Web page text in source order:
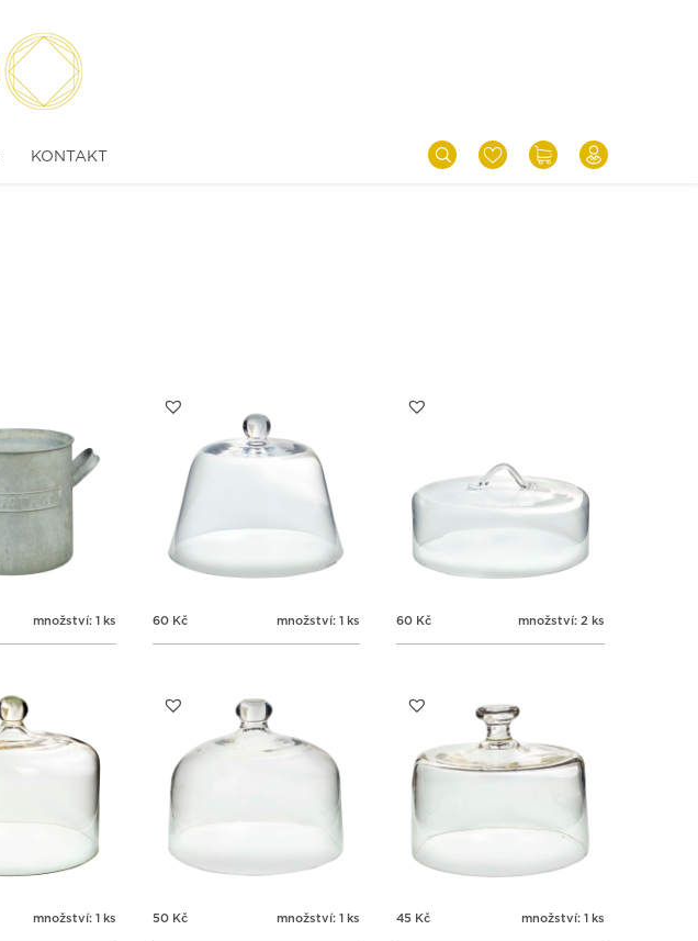
KONTAKT
množství: 1 ks 60 Kč množství: 1 ks 60 Kč množství: 2 ks
množství: 1 ks 50 Kč množství: 1 ks 45 Kč množství: 1 ks